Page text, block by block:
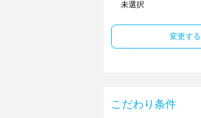
未選択
変更する
こだわり条件